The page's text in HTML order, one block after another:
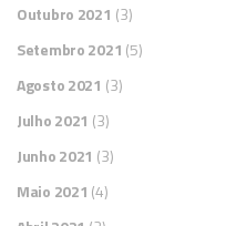
Outubro 2021 (3)
Setembro 2021 (5)
Agosto 2021 (3)
Julho 2021 (3)
Junho 2021 (3)
Maio 2021 (4)